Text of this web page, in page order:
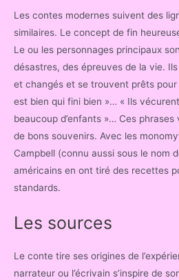
Les contes modernes suivent des
similaires. Le concept de fin
Le ou les personnages principaux
désastres, des épreuves de la vie.
et changés et se trouvent prêts
est bien qui fini bien »… « Ils
beaucoup d’enfants »… Ces
de bons souvenirs. Avec les
Campbell (connu aussi sous le nom
américains en ont tiré des recettes
standards.
Les sources
Le conte tire ses origines de
narrateur ou l’écrivain s’inspire de